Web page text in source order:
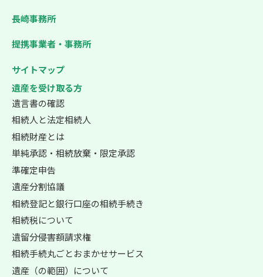
長崎事務所
提携事業者・事務所
サイトマップ
遺産を受け取る方
遺言書の確認
相続人と法定相続人
相続財産とは
単純承認・相続放棄・限定承認
準確定申告
遺産分割協議
相続登記と銀行口座の相続手続き
相続税について
遺留分侵害額請求権
相続手続丸ごとおまかせサービス
遺産（の範囲）について